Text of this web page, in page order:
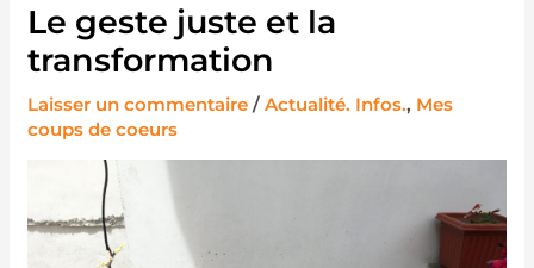
Le geste juste et la
transformation
Laisser un commentaire /Actualité. Infos., Mes
coups de coeurs